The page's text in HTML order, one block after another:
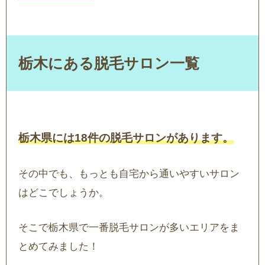
栃木にある脱毛サロン一覧
栃木県には18件の脱毛サロンがあります。
その中でも、もっとも自宅から通いやすいサロン
はどこでしょうか。
そこで栃木県で一番脱毛サロンが多いエリアをま
とめてみました！